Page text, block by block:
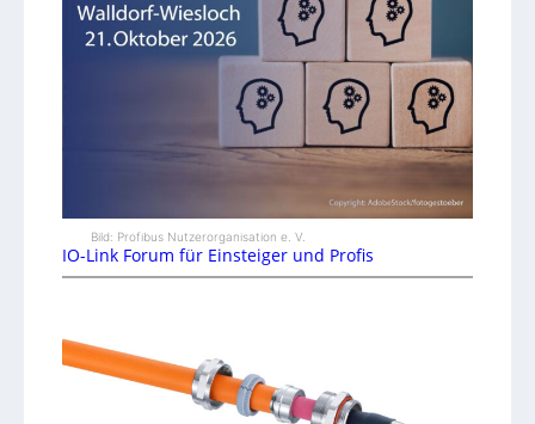
Bild: Profibus Nutzerorganisation e. V.
IO-Link Forum für Einsteiger und Profis